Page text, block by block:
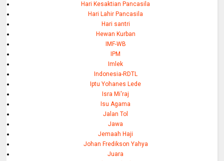
Hari Kesaktian Pancasila
Hari Lahir Pancasila
Hari santri
Hewan Kurban
IMF-WB
IPM
Imlek
Indonesia-RDTL
Iptu Yohanes Lede
Isra Mi'raj
Isu Agama
Jalan Tol
Jawa
Jemaah Haji
Johan Fredikson Yahya
Juara